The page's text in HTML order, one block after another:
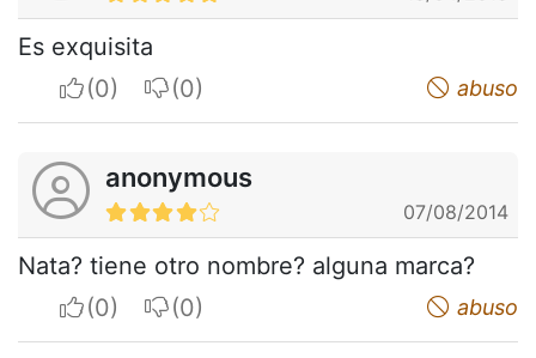
Es exquisita
I apreciateI do not appreciate abuso
anonymous
07/08/2014
Nata? tiene otro nombre? alguna marca?
I apreciateI do not appreciate abuso